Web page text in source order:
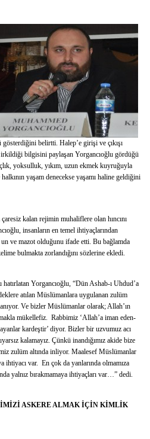
belirtti. Halep’e girişi ve çıkışı
irkildiği bilgisini paylaşan Yorgancıoğlu gördüğü
yoksulluk, yıkım, uzun ekmek kuyruğuyla
yaşam denecekse yaşamı haline geldiğini
kalan rejimin muhaliflere olan hıncını
insanların en temel ihtiyaçlarından
un ve mazot olduğunu ifade etti. Bu bağlamda
bulmakta zorlandığını sözlerine ekledi.
Yorgancıoğlu, “Dün Ashab-ı Uhdud’a
atılan Müslümanlara uygulanan zulüm
Ve bizler Müslümanlar olarak; Allah’ın
mükellefiz. Rabbimiz ‘Allah’a iman eden-
kardeştir’ diyor. Bizler bir uzvumuz acı
kalamayız. Çünkü inandığımız akide bize
zulüm altında inliyor. Maalesef Müslümanlar
ihtiyacı var. En çok da yanlarında olmamıza
yalnız bırakmamaya ihtiyaçları var…” dedi.
ASKERE ALMAK İÇİN KİMLİK